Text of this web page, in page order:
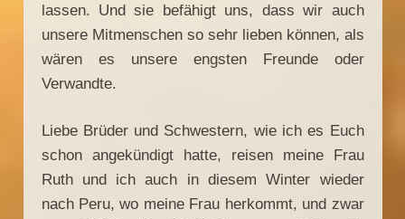
lassen. Und sie befähigt uns, dass wir auch
unsere Mitmenschen so sehr lieben können, als
wären es unsere engsten Freunde oder
Verwandte.
Liebe Brüder und Schwestern, wie ich es Euch
schon angekündigt hatte, reisen meine Frau
Ruth und ich auch in diesem Winter wieder
nach Peru, wo meine Frau herkommt, und zwar